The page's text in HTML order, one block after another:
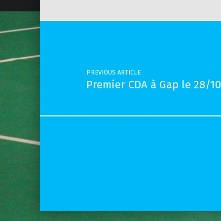
Post navigation
PREVIOUS ARTICLE
Premier CDA à Gap le 28/10